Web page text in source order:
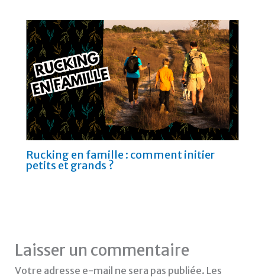
Rucking en famille : comment initier
petits et grands ?
Laisser un commentaire
Votre adresse e-mail ne sera pas publiée. Les